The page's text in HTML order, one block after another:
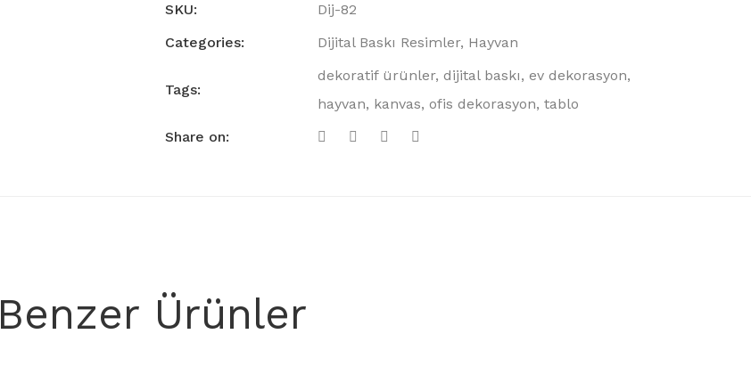
SKU:
Dij-82
Categories:
Dijital Baskı Resimler, Hayvan
Tags:
dekoratif ürünler, dijital baskı, ev dekorasyon,
hayvan, kanvas, ofis dekorasyon, tablo
Share on:
Benzer Ürünler